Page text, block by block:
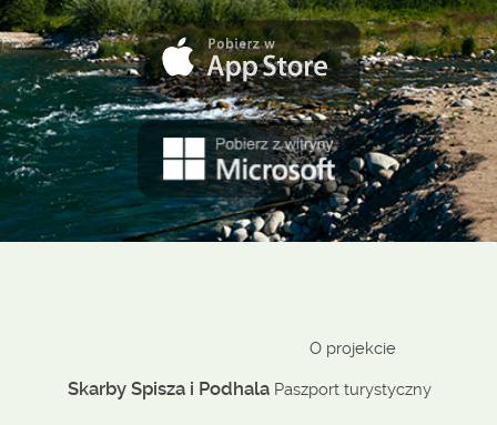
Skarby Spisza i Podhala
O projekcie
Paszport turystyczny